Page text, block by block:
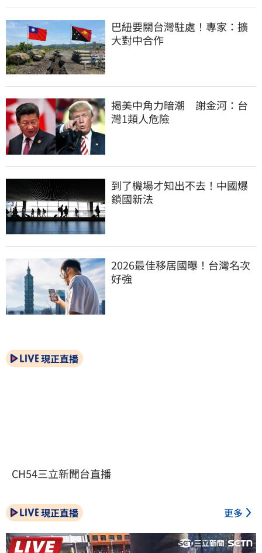
巴紐要關台灣駐處！專家：擴
大對中合作
揭美中角力暗潮　謝金河：台
灣1類人危險
到了機場才知出不去！中國爆
鎖國新法
2026最佳移居國曝！台灣名次
好強
現正直播
CH54三立新聞台直播
現正直播 更多